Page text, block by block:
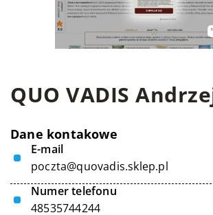
QUO VADIS
Dane kontakowe
E-mail
poczta@quovadis.sklep.pl
Numer telefonu
48535744244